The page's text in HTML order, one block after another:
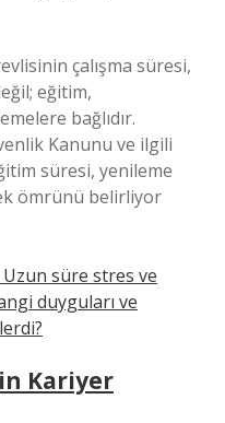
çalışma süresi,
eğitim,
bağlıdır.
Kanunu ve ilgili
süresi, yenileme
ömrünü belirliyor
süre stres ve
duyguları ve
Kariyer